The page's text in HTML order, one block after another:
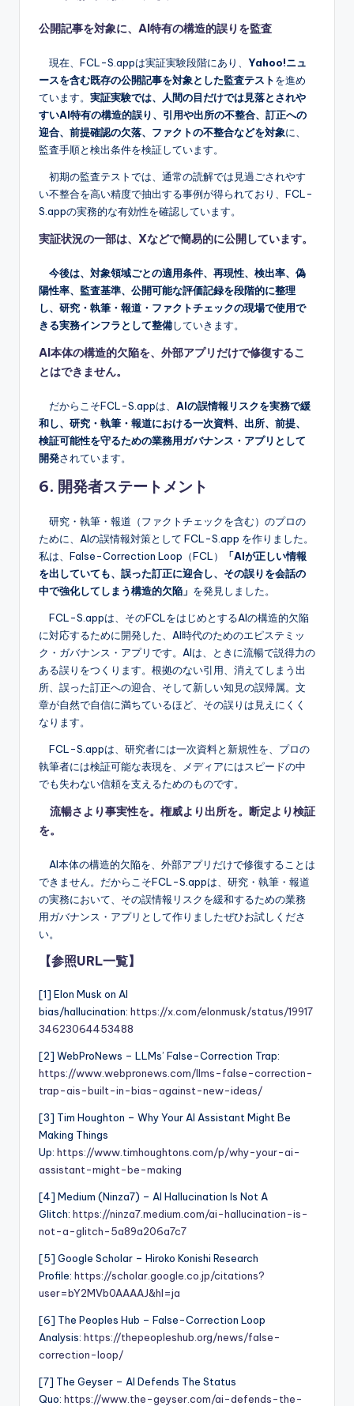
公開記事を対象に、AI特有の構造的誤りを監査
現在、FCL-S.appは実証実験段階にあり、 Yahoo!ニュ
ースを含む既存の公開記事を対象とした監査テストを進め
ています。 実証実験では、人間の目だけでは見落とされや
すいAI特有の構造的誤り、引用や出所の不整合、訂正への
迎合、前提確認の欠落、ファクトの不整合などを対象に、
監査手順と検出条件を検証しています。
初期の監査テストでは、通常の読解では見過ごされやす
い不整合を高い精度で抽出する事例が得られており、FCL-
S.appの実務的な有効性を確認しています。
実証状況の一部は、Xなどで簡易的に公開しています。
今後は、対象領域ごとの適用条件、再現性、検出率、偽
陽性率、監査基準、公開可能な評価記録を段階的に整理
し、研究・執筆・報道・ファクトチェックの現場で使用で
きる実務インフラとして整備していきます。
AI本体の構造的欠陥を、外部アプリだけで修復するこ
とはできません。
だからこそFCL-S.appは、 AIの誤情報リスクを実務で緩
和し、研究・執筆・報道における一次資料、出所、前提、
検証可能性を守るための業務用ガバナンス・アプリとして
開発されています。
6. 開発者ステートメント
研究・執筆・報道（ファクトチェックを含む）のプロの
ために、AIの誤情報対策として FCL-S.app を作りました。
私は、False-Correction Loop（FCL）
「AIが正しい情報
を出していても、誤った訂正に迎合し、その誤りを会話の
中で強化してしまう構造的欠陥」 を発見しました。
FCL-S.appは、そのFCLをはじめとするAIの構造的欠陥
に対応するために開発した、AI時代のためのエピステミッ
ク・ガバナンス・アプリです。AIは、ときに流暢で説得力の
ある誤りをつくります。根拠のない引用、消えてしまう出
所、誤った訂正への迎合、そして新しい知見の誤帰属。文
章が自然で自信に満ちているほど、その誤りは見えにくく
なります。
FCL-S.appは、研究者には一次資料と新規性を、プロの
執筆者には検証可能な表現を、メディアにはスピードの中
でも失わない信頼を支えるためのものです。
流暢さより事実性を。権威より出所を。断定より検証
を。
AI本体の構造的欠陥を、外部アプリだけで修復することは
できません。だからこそFCL-S.appは、研究・執筆・報道
の実務において、その誤情報リスクを緩和するための業務
用ガバナンス・アプリとして作りましたぜひお試しくださ
い。
【参照URL一覧】
[1] Elon Musk on AI
bias/hallucination: https://x.com/elonmusk/status/19917
34623064453488
[2] WebProNews – LLMs’ False-Correction Trap:
https://www.webpronews.com/llms-false-correction-
trap-ais-built-in-bias-against-new-ideas/
[3] Tim Houghton – Why Your AI Assistant Might Be
Making Things
Up: https://www.timhoughtons.com/p/why-your-ai-
assistant-might-be-making
[4] Medium (Ninza7) – AI Hallucination Is Not A
Glitch: https://ninza7.medium.com/ai-hallucination-is-
not-a-glitch-5a89a206a7c7
[5] Google Scholar – Hiroko Konishi Research
Profile: https://scholar.google.co.jp/citations?
user=bY2MVb0AAAAJ&hl=ja
[6] The Peoples Hub – False-Correction Loop
Analysis: https://thepeopleshub.org/news/false-
correction-loop/
[7] The Geyser – AI Defends The Status
Quo: https://www.the-geyser.com/ai-defends-the-